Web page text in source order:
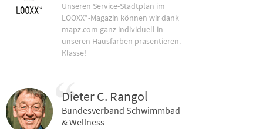
Unseren Service-Stadtplan im
LOOXX*-Magazin können wir dank
mapz.com ganz individuell in
unseren Hausfarben präsentieren.
Klasse!
Dieter C. Rangol
Bundesverband Schwimmbad
& Wellness